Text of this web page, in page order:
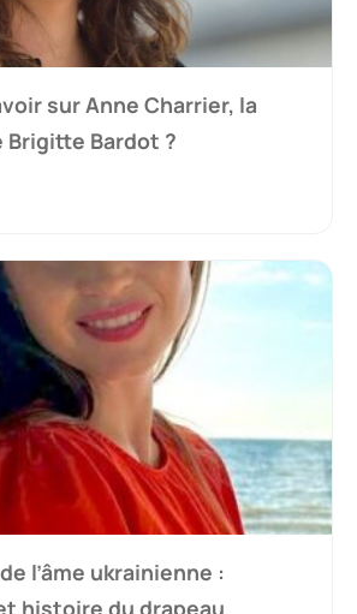
sur Anne Charrier, la
Bardot ?
l’âme ukrainienne :